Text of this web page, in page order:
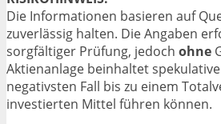
Die Informationen basieren auf
zuverlässig halten. Die Angaben
sorgfältiger Prüfung, jedoch ohne
Aktienanlage beinhaltet
negativsten Fall bis zu einem
investierten Mittel führen können.